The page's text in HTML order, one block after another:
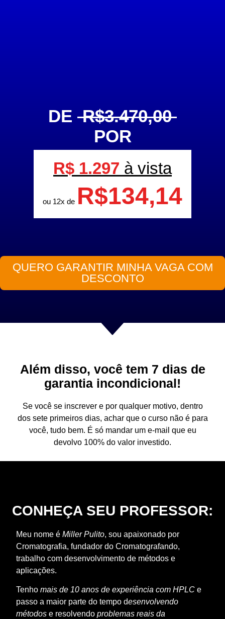
DE R$3.470,00
POR
R$ 1.297 à vista
ou 12x de R$134,14
QUERO GARANTIR MINHA VAGA COM
DESCONTO
Além disso, você tem 7 dias de
garantia incondicional!
Se você se inscrever e por qualquer motivo, dentro
dos sete primeiros dias, achar que o curso não é para
você, tudo bem. É só mandar um e-mail que eu
devolvo 100% do valor investido.
CONHEÇA SEU PROFESSOR:
Meu nome é Miller Pulito, sou apaixonado por
Cromatografia, fundador do Cromatografando,
trabalho com desenvolvimento de métodos e
aplicações.
Tenho mais de 10 anos de experiência com HPLC e
passo a maior parte do tempo desenvolvendo
métodos e resolvendo problemas reais da